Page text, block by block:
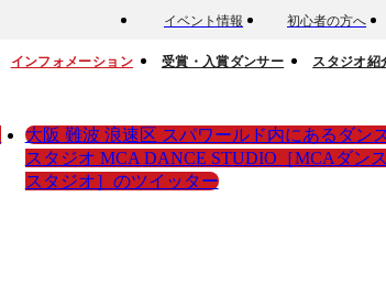
イベント情報 初心者の方へ
インフォメーション 受賞・入賞ダンサー スタジオ紹
大阪 難波 浪速区 スパワールド内にあるダン
スタジオ MCA DANCE STUDIO［MCAダンス
スタジオ］のツイッター